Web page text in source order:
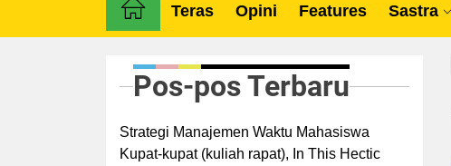
Teras Opini Features Sastra
Pos-pos Terbaru
Strategi Manajemen Waktu Mahasiswa
Kupat-kupat (kuliah rapat), In This Hectic